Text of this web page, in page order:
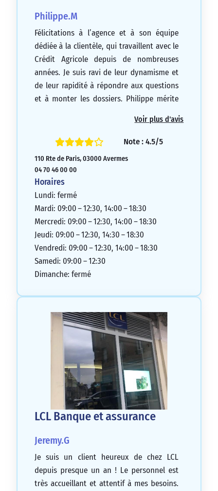
Philippe.M
Félicitations à l’agence et à son équipe
dédiée à la clientèle, qui travaillent avec le
Crédit Agricole depuis de nombreuses
années. Je suis ravi de leur dynamisme et
de leur rapidité à répondre aux questions
et à monter les dossiers. Philippe mérite
5/5
Voir plus d'avis
Note : 4.5/5
110 Rte de Paris, 03000 Avermes
04 70 46 00 00
Horaires
Lundi: fermé
Mardi: 09:00 – 12:30, 14:00 – 18:30
Mercredi: 09:00 – 12:30, 14:00 – 18:30
Jeudi: 09:00 – 12:30, 14:30 – 18:30
Vendredi: 09:00 – 12:30, 14:00 – 18:30
Samedi: 09:00 – 12:30
Dimanche: fermé
LCL Banque et assurance
Jeremy.G
Je suis un client heureux de chez LCL
depuis presque un an ! Le personnel est
très accueillant et attentif à mes besoins.